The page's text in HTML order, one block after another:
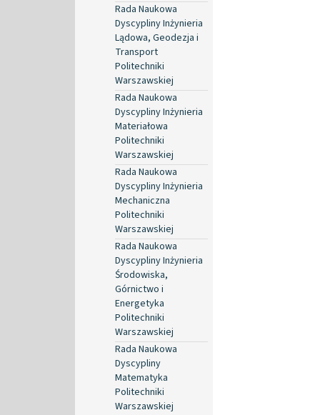
Rada Naukowa
Dyscypliny Inżynieria
Lądowa, Geodezja i
Transport
Politechniki
Warszawskiej
Rada Naukowa
Dyscypliny Inżynieria
Materiałowa
Politechniki
Warszawskiej
Rada Naukowa
Dyscypliny Inżynieria
Mechaniczna
Politechniki
Warszawskiej
Rada Naukowa
Dyscypliny Inżynieria
Środowiska,
Górnictwo i
Energetyka
Politechniki
Warszawskiej
Rada Naukowa
Dyscypliny
Matematyka
Politechniki
Warszawskiej